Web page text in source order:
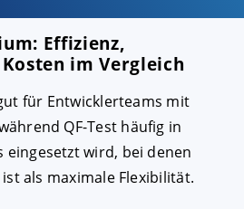
Effizienz,
im Vergleich
für Entwicklerteams mit
QF-Test häufig in
eingesetzt wird, bei denen
als maximale Flexibilität.